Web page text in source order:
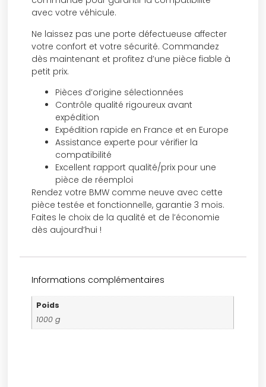
avec votre véhicule.
Ne laissez pas une porte défectueuse affecter
votre confort et votre sécurité. Commandez
dès maintenant et profitez d’une pièce fiable à
petit prix.
Pièces d’origine sélectionnées
Contrôle qualité rigoureux avant
expédition
Expédition rapide en France et en Europe
Assistance experte pour vérifier la
compatibilité
Excellent rapport qualité/prix pour une
pièce de réemploi
Rendez votre BMW comme neuve avec cette
pièce testée et fonctionnelle, garantie 3 mois.
Faites le choix de la qualité et de l’économie
dès aujourd’hui !
Informations complémentaires
Poids
1000 g